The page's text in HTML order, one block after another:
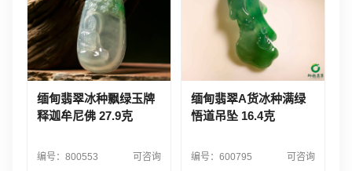
缅甸翡翠冰种飘绿玉牌
释迦牟尼佛 27.9克
编号：800553 可咨询
缅甸翡翠A货冰种满绿
悟道吊坠 16.4克
编号：600795 可咨询